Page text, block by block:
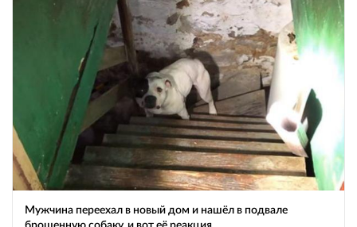
Мужчина переехал в новый дом и нашёл в подвале